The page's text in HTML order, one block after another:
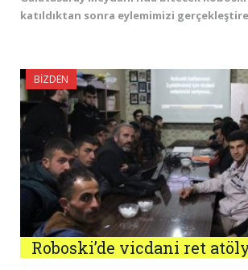
katıldıktan sonra eylemimizi
BIZDEN
Roboski’de vicdani ret